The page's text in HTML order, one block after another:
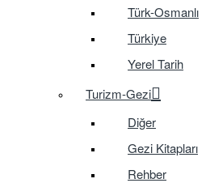
Türk-Osmanlı
Türkiye
Yerel Tarih
Turizm-Gezi
Diğer
Gezi Kitapları
Rehber